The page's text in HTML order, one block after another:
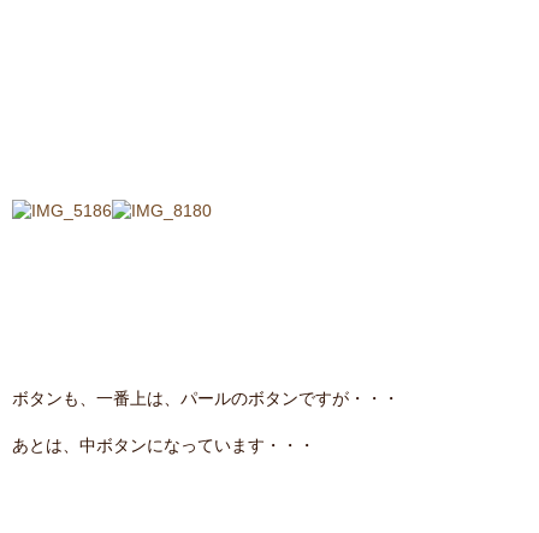
ボタンも、一番上は、パールのボタンですが・・・
あとは、中ボタンになっています・・・